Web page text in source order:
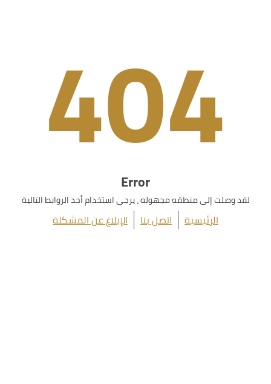
404
Error
لقد وصلت إلى منطقه مجهوله ، يرجى استخدام أحد الروابط التالية
الرئيسية اتصل بنا الإبلاغ عن المشكلة